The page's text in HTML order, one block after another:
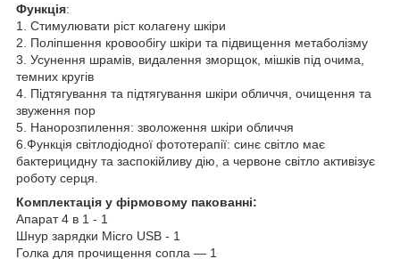
Функція:
1. Стимулювати ріст колагену шкіри
2. Поліпшення кровообігу шкіри та підвищення метаболізму
3. Усунення шрамів, видалення зморщок, мішків під очима,
темних кругів
4. Підтягування та підтягування шкіри обличчя, очищення та
звуження пор
5. Нанорозпилення: зволоження шкіри обличчя
6.Функція світлодіодної фототерапії: синє світло має
бактерицидну та заспокійливу дію, а червоне світло активізує
роботу серця.
Комплектація у фірмовому пакованні:
Апарат 4 в 1 - 1
Шнур зарядки Micro USB - 1
Голка для прочищення сопла — 1